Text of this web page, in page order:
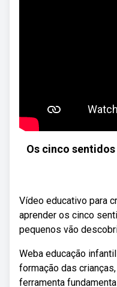
Os cinco
Vídeo educativo para
aprender os cinco
pequenos vão
Weba educação
formação das
ferramenta